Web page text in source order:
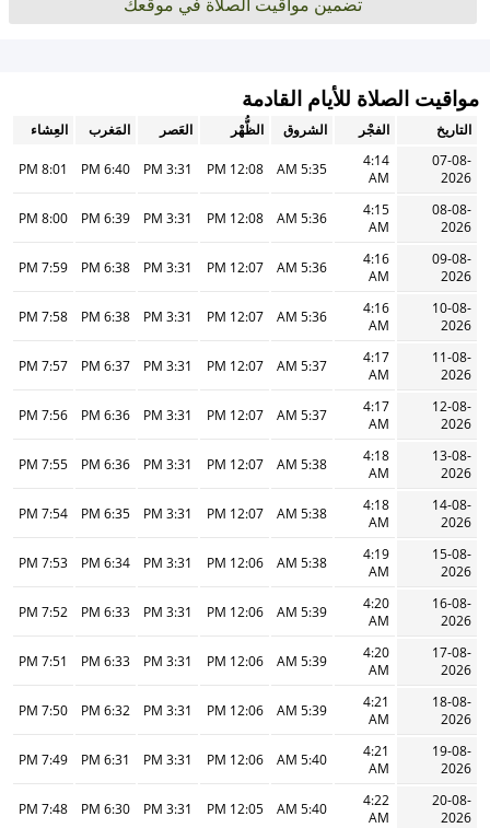
مواقيت الصلاة للأيام القادمة
التاريخ الفجْر الشروق الظُّهْر العَصر المَغرب
العِشاء
07-08-
2026
4:14
AM
5:35 AM
12:08 PM
3:31 PM
6:40 PM
8:01 PM
08-08-
2026
4:15
AM
5:36 AM
12:08 PM
3:31 PM
6:39 PM
8:00 PM
09-08-
2026
4:16
AM
5:36 AM
12:07 PM
3:31 PM
6:38 PM
7:59 PM
10-08-
2026
4:16
AM
5:36 AM
12:07 PM
3:31 PM
6:38 PM
7:58 PM
11-08-
2026
4:17
AM
5:37 AM
12:07 PM
3:31 PM
6:37 PM
7:57 PM
12-08-
2026
4:17
AM
5:37 AM
12:07 PM
3:31 PM
6:36 PM
7:56 PM
13-08-
2026
4:18
AM
5:38 AM
12:07 PM
3:31 PM
6:36 PM
7:55 PM
14-08-
2026
4:18
AM
5:38 AM
12:07 PM
3:31 PM
6:35 PM
7:54 PM
15-08-
2026
4:19
AM
5:38 AM
12:06 PM
3:31 PM
6:34 PM
7:53 PM
16-08-
2026
4:20
AM
5:39 AM
12:06 PM
3:31 PM
6:33 PM
7:52 PM
17-08-
2026
4:20
AM
5:39 AM
12:06 PM
3:31 PM
6:33 PM
7:51 PM
18-08-
2026
4:21
AM
5:39 AM
12:06 PM
3:31 PM
6:32 PM
7:50 PM
19-08-
2026
4:21
AM
5:40 AM
12:06 PM
3:31 PM
6:31 PM
7:49 PM
20-08-
2026
4:22
AM
5:40 AM
12:05 PM
3:31 PM
6:30 PM
7:48 PM